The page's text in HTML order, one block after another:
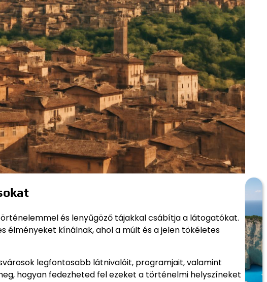
és lenyűgöző tájakkal csábítja a látogatókat.
élményeket kínálnak, ahol a múlt és a jelen tökéletes
legfontosabb látnivalóit, programjait, valamint
hogyan fedezheted fel ezeket a történelmi helyszíneket